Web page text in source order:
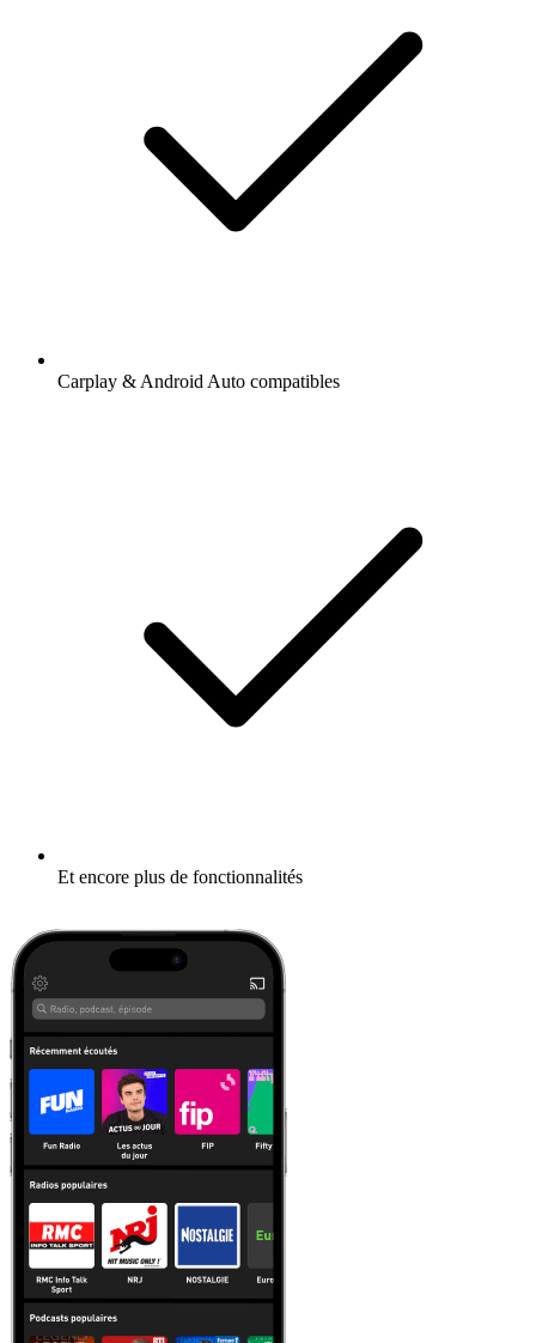
Carplay & Android Auto compatibles
Et encore plus de fonctionnalités